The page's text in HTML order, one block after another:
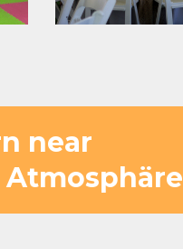
near